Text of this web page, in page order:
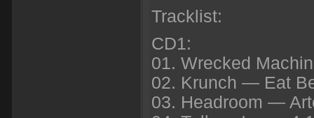
Tracklist:
CD1:
01. Wrecked
02. Krunch — Eat
03. Headroom —